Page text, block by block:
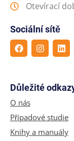
Otevírací
Sociální sítě
Důležité
O nás
Případové studie
Knihy a manuály